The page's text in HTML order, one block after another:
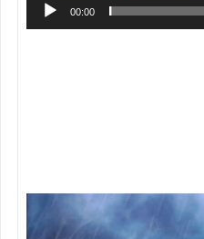
00:00
de